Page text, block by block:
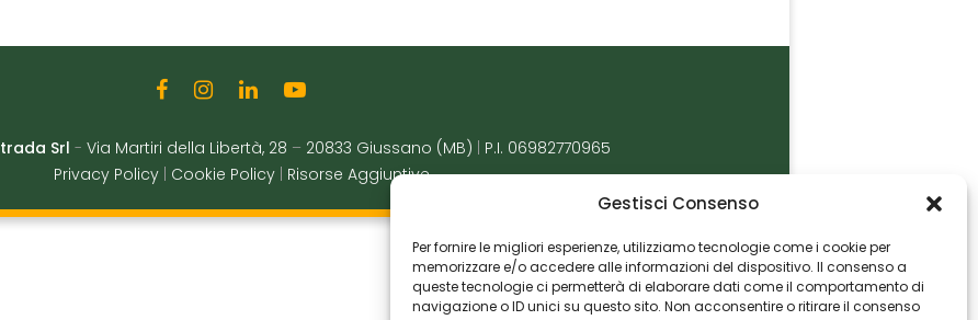
Gestisci Consenso
Per fornire le migliori esperienze, utilizziamo tecnologie come i cookie per
memorizzare e/o accedere alle informazioni del dispositivo. Il consenso a
queste tecnologie ci permetterà di elaborare dati come il comportamento di
navigazione o ID unici su questo sito. Non acconsentire o ritirare il consenso
Srl - Via Martiri della Libertà, 28 – 20833 Giussano (MB)
P.I. 06982770965
Privacy Policy
Cookie Policy Risorse Aggiuntive